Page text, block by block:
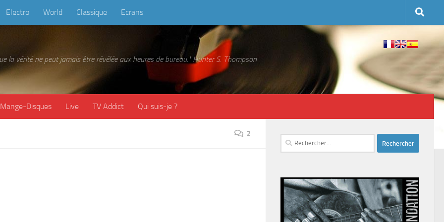
Electro World Classique Ecrans
la vérité ne peut jamais être révélée aux heures de bureau." Hunter S. Thompson
Mange-Disques Live TV Addict Qui suis-je ?
2
Rechercher :